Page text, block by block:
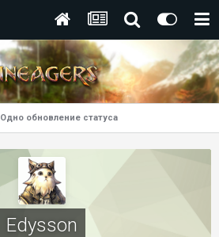
Одно обновление статуса
Edysson